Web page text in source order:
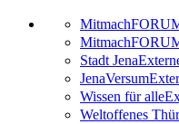
Stadt Jena
JenaVersum
Wissen für alle
Weltoffenes